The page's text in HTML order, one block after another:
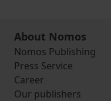
About Nomos
Nomos Publishing
Press Service
Career
Our publishers